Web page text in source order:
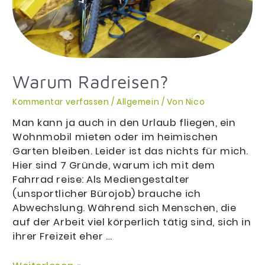
Warum Radreisen?
Kommentar verfassen /Allgemein / Von Nico
Man kann ja auch in den Urlaub fliegen, ein
Wohnmobil mieten oder im heimischen
Garten bleiben. Leider ist das nichts für mich.
Hier sind 7 Gründe, warum ich mit dem
Fahrrad reise: Als Mediengestalter
(unsportlicher Bürojob) brauche ich
Abwechslung. Während sich Menschen, die
auf der Arbeit viel körperlich tätig sind, sich in
ihrer Freizeit eher …